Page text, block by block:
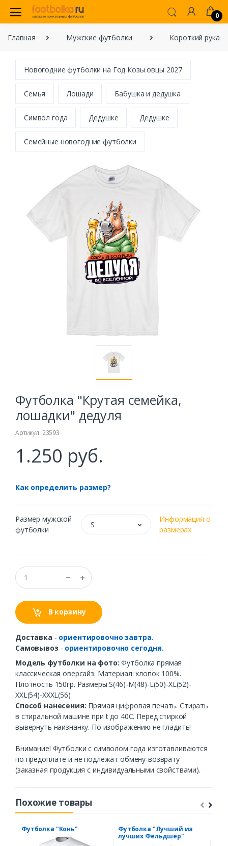
0
Главная Мужские футболки Короткий рукав
Новогодние футболки на Год Козы овцы 2027
Семья Лошади Бабушка и дедушка
Символ года Дедушке Дедушке
Семейные новогодние футболки
Футболка "Крутая семейка,
лошадки" дедуля
Артикул: 23593
1.250 руб.
Как определить размер?
Размер мужской
футболки
S
Информация о
размерах
В корзину
Доставка - ориентировочно завтра.
Самовывоз - ориентировочно сегодня.
Модель футболки на фото:Футболка прямая
классическая оверсайз. Материал: хлопок 100%.
Плотность 150гр. Размеры S(46)-M(48)-L(50)-XL(52)-
XXL(54)-XXXL(56)
Способ нанесения: Прямая цифровая печать. Стирать
в стиральной машине при t до 40С. Перед стиркой
вывернуть наизнанку. По изображению не гладить!
Внимание! Футболки с символом года изготавливаются
по предоплате и не подлежат обмену-возврату
(заказная продукция с индивидуальными свойствами).
Похожие товары
Футболка "Конь"
Футболка "Лучший из
лучших Фельдшер"